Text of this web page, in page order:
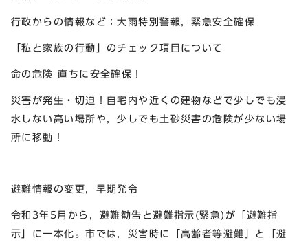
行政からの情報など：大雨特別警報，緊急安全確保
「私と家族の行動」のチェック項目について
命の危険 直ちに安全確保！
災害が発生・切迫！自宅内や近くの建物などで少しでも浸
水しない高い場所や，少しでも土砂災害の危険が少ない場
所に移動！
避難情報の変更，早期発令
令和3年5月から，避難勧告と避難指示(緊急)が「避難指
示」に一本化。市では，災害時に「高齢者等避難」と「避